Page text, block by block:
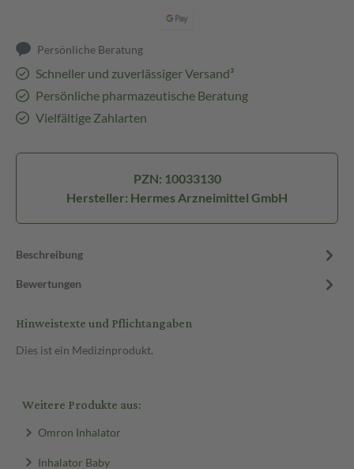
Persönliche Beratung
Schneller und zuverlässiger Versand³
Persönliche pharmazeutische Beratung
Vielfältige Zahlarten
PZN: 10033130
Hersteller: Hermes Arzneimittel GmbH
Beschreibung
Bewertungen
Hinweistexte und Pflichtangaben
Dies ist ein Medizinprodukt.
Weitere Produkte aus:
Omron Inhalator
Inhalator Baby